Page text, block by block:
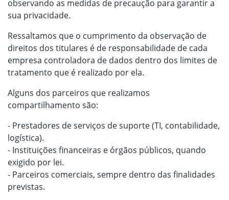
observando as medidas de precaução para garantir a
sua privacidade.
Ressaltamos que o cumprimento da observação de
direitos dos titulares é de responsabilidade de cada
empresa controladora de dados dentro dos limites de
tratamento que é realizado por ela.
Alguns dos parceiros que realizamos
compartilhamento são:
- Prestadores de serviços de suporte (TI, contabilidade,
logística).
- Instituições financeiras e órgãos públicos, quando
exigido por lei.
- Parceiros comerciais, sempre dentro das finalidades
previstas.